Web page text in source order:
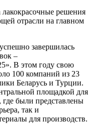
решения
отрасли на главном
завершилась
–
В этом году свою
100 компаний из 23
Беларусь и Турции.
площадкой для
были представлены
так и
для производств.